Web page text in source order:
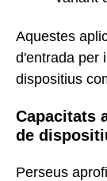
Aquestes
d'entrada per
dispositius
Capacitats
de
Perseus